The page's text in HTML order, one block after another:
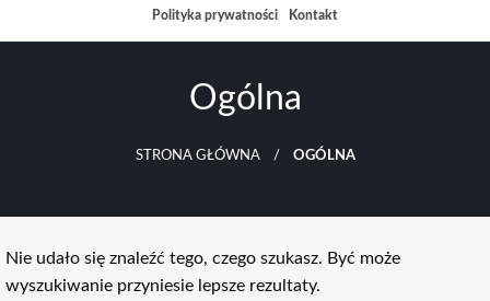
do
Polityka prywatności Kontakt
Ogólna
STRONA GŁÓWNA OGÓLNA
Nie udało się znaleźć tego, czego szukasz. Być może
wyszukiwanie przyniesie lepsze rezultaty.